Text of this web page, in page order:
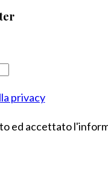
privacy
ed accettato